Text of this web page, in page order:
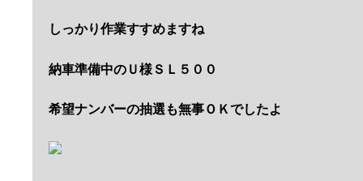
しっかり作業すすめますね
納車準備中のＵ様ＳＬ５００
希望ナンバーの抽選も無事ＯＫでしたよ